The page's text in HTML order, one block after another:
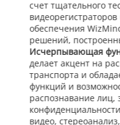
счет тщательного
обеспечения
решений,
Исчерпывающая
делает акцент на
транспорта и
функций и
распознавание лиц,
видео,